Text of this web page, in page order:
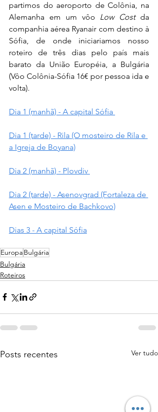
partimos do aeroporto de Colônia, na
Alemanha em um vôo Low Cost da
companhia aérea Ryanair com destino à
Sófia, de onde iniciariamos nosso
roteiro de três dias pelo país mais
barato da União Européia, a Bulgária
(Vôo Colônia-Sófia 16€ por pessoa ida e
volta).
Dia 1 (manhã) - A capital Sófia
Dia 1 (tarde) - Rila (O mosteiro de Rila e
a Igreja de Boyana)
Dia 2 (manhã) - Plovdiv
Dia 2 (tarde) - Asenovgrad (Fortaleza de
Asen e Mosteiro de Bachkovo)
Dias 3 - A capital Sófia
EuropaBulgária
Bulgária
Roteiros
Posts recentes Ver tudo